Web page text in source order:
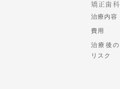
矯正歯科
治療内容
費用
治療後の
リスク